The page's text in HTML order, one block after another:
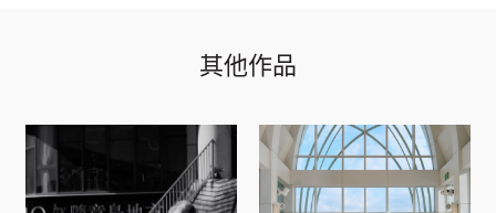
其他作品